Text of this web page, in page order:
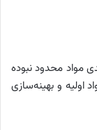
مواد محدود نبوده
اولیه و بهینه‌سازی